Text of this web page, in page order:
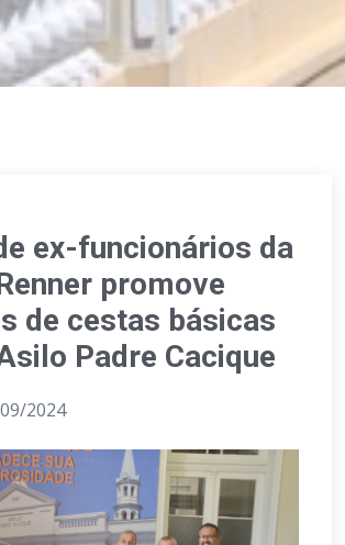
ex-funcionários da
promove
de cestas básicas
Padre Cacique
2024